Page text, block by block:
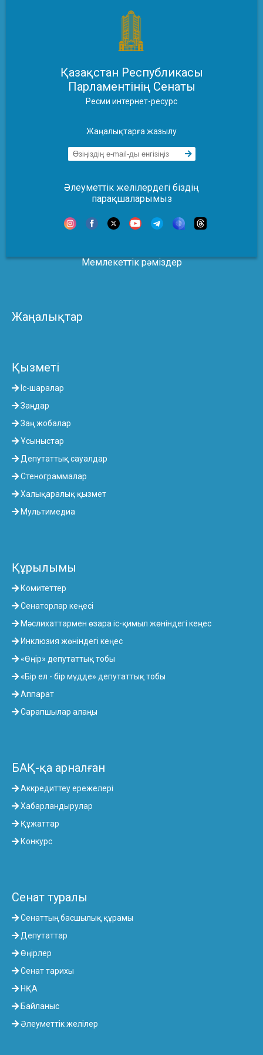
Қазақстан Республикасы
Парламентінің Сенаты
Ресми интернет-ресурс
Жаңалықтарға жазылу
Әлеуметтік желілердегі біздің
парақшаларымыз
Мемлекеттік рәміздер
Жаңалықтар
Қызметі
Іс-шаралар
Заңдар
Заң жобалар
Ұсыныстар
Депутаттық сауалдар
Стенограммалар
Халықаралық қызмет
Мультимедиа
Құрылымы
Комитеттер
Сенаторлар кеңесі
Мәслихаттармен өзара іс-қимыл жөніндегі кеңес
Инклюзия жөніндегі кеңес
«Өңір» депутаттық тобы
«Бір ел - бір мүдде» депутаттық тобы
Аппарат
Сарапшылар алаңы
БАҚ-қа арналған
Аккредиттеу ережелері
Хабарландырулар
Құжаттар
Конкурс
Сенат туралы
Сенаттың басшылық құрамы
Депутаттар
Өңірлер
Сенат тарихы
НҚА
Байланыс
Әлеуметтік желілер